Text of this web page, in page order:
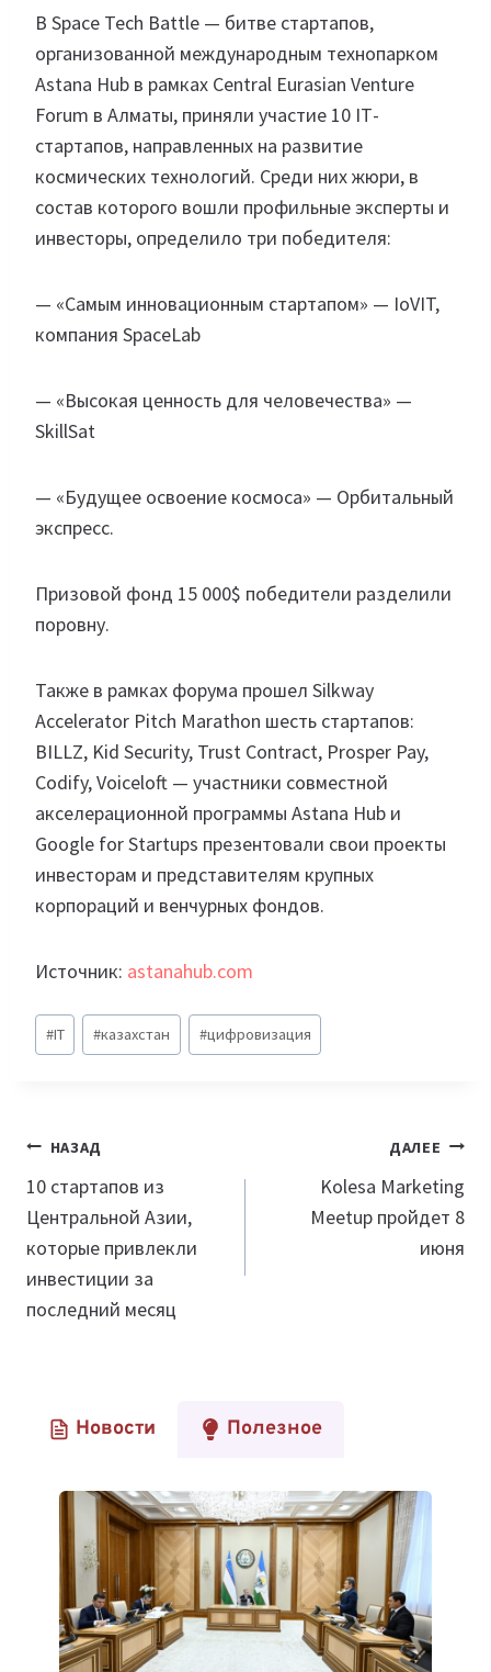
В Space Tech Battle — битве стартапов,
организованной международным технопарком
Astana Hub в рамках Central Eurasian Venture
Forum в Алматы, приняли участие 10 ІТ-
стартапов, направленных на развитие
космических технологий. Среди них жюри, в
состав которого вошли профильные эксперты и
инвесторы, определило три победителя:
— «Самым инновационным стартапом» — IoVIT,
компания SpaceLab
— «Высокая ценность для человечества» —
SkillSat
— «Будущее освоение космоса» — Орбитальный
экспресс.
Призовой фонд 15 000$ победители разделили
поровну.
Также в рамках форума прошел Silkway
Accelerator Pitch Marathon шесть стартапов:
BILLZ, Kid Security, Trust Contract, Prosper Pay,
Codify, Voiceloft — участники совместной
акселерационной программы Astana Hub и
Google for Startups презентовали свои проекты
инвесторам и представителям крупных
корпораций и венчурных фондов.
Источник: astanahub.com
Метки
записи:
#IT #казахстан #цифровизация
Навигация
по
записям
НАЗАД
10 стартапов из
Центральной Азии,
которые привлекли
инвестиции за
последний месяц
ДАЛЕЕ
Kolesa Marketing
Meetup пройдет 8
июня
Новости Полезное